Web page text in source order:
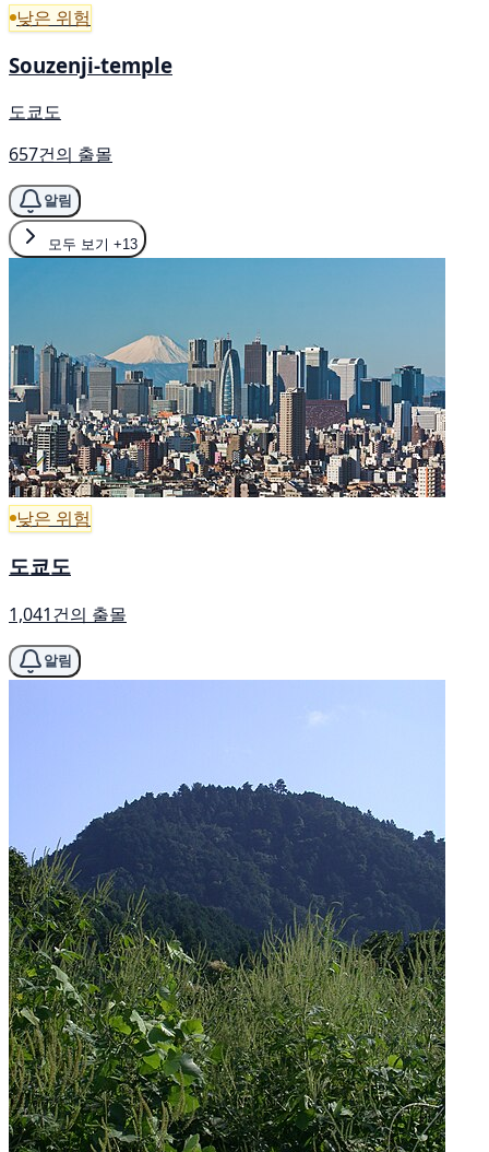
낮은 위험
Souzenji-temple
도쿄도
657건의 출몰
알림
모두 보기 +13
낮은 위험
도쿄도
1,041건의 출몰
알림